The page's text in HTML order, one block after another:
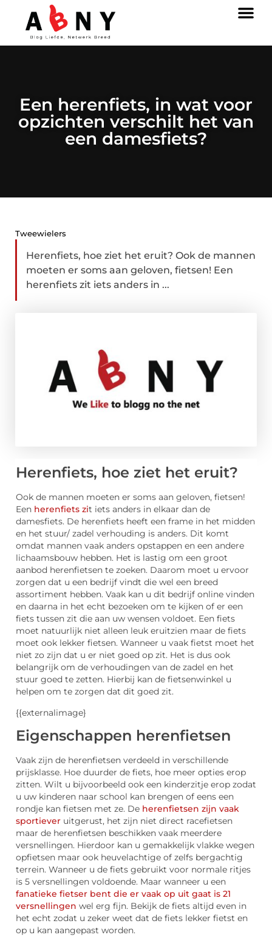
Een herenfiets, in wat voor
opzichten verschilt het van
een damesfiets?
Tweewielers
Herenfiets, hoe ziet het eruit? Ook de mannen
moeten er soms aan geloven, fietsen! Een
herenfiets zit iets anders in ...
Herenfiets, hoe ziet het eruit?
Ook de mannen moeten er soms aan geloven, fietsen!
Een herenfiets zit iets anders in elkaar dan de
damesfiets. De herenfiets heeft een frame in het midden
en het stuur/ zadel verhouding is anders. Dit komt
omdat mannen vaak anders opstappen en een andere
lichaamsbouw hebben. Het is lastig om een groot
aanbod herenfietsen te zoeken. Daarom moet u ervoor
zorgen dat u een bedrijf vindt die wel een breed
assortiment hebben. Vaak kan u dit bedrijf online vinden
en daarna in het echt bezoeken om te kijken of er een
fiets tussen zit die aan uw wensen voldoet. Een fiets
moet natuurlijk niet alleen leuk eruitzien maar de fiets
moet ook lekker fietsen. Wanneer u vaak fietst moet het
niet zo zijn dat u er niet goed op zit. Het is dus ook
belangrijk om de verhoudingen van de zadel en het
stuur goed te zetten. Hierbij kan de fietsenwinkel u
helpen om te zorgen dat dit goed zit.
{{externalimage}
Eigenschappen herenfietsen
Vaak zijn de herenfietsen verdeeld in verschillende
prijsklasse. Hoe duurder de fiets, hoe meer opties erop
zitten. Wilt u bijvoorbeeld ook een kinderzitje erop zodat
u uw kinderen naar school kan brengen of eens een
rondje kan fietsen met ze. De herenfietsen zijn vaak
sportiever uitgerust, het zijn niet direct racefietsen
maar de herenfietsen beschikken vaak meerdere
versnellingen. Hierdoor kan u gemakkelijk vlakke wegen
opfietsen maar ook heuvelachtige of zelfs bergachtig
terrein. Wanneer u de fiets gebruikt voor normale ritjes
is 5 versnellingen voldoende. Maar wanneer u een
fanatieke fietser bent die er vaak op uit gaat is 21
versnellingen wel erg fijn. Bekijk de fiets altijd even in
het echt zodat u zeker weet dat de fiets lekker fietst en
op u kan aangepast worden.